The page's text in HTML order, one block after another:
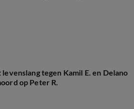
tegen Kamil E. en Delano
op Peter R.